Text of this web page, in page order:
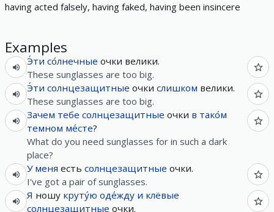
having acted falsely, having faked, having been insincere
Examples
Э́ти со́лнечные очки велики.
These sunglasses are too big.
Э́ти солнцезащитные очки слишком велики.
These sunglasses are too big.
Зачем тебе солнцезащитные очки в тако́м
темном ме́сте?
What do you need sunglasses for in such a dark
place?
У меня есть солнцезащитные очки.
I've got a pair of sunglasses.
Я ношу круту́ю оде́жду и клёвые
солнцезащитные очки.